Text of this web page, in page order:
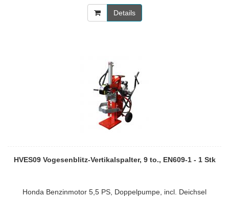
Details
HVES09 Vogesenblitz-Vertikalspalter, 9 to., EN609-1 - 1 Stk
Honda Benzinmotor 5,5 PS, Doppelpumpe, incl. Deichsel